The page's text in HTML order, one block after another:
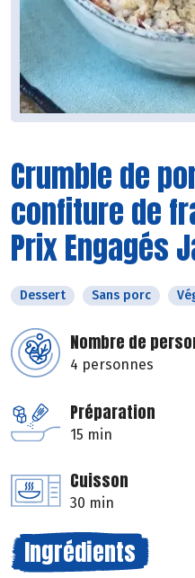
Crumble de
confiture de
Prix Engagés
Dessert Sans porc
Nombre de
4 personnes
Préparation
15 min
Cuisson
30 min
Ingrédients